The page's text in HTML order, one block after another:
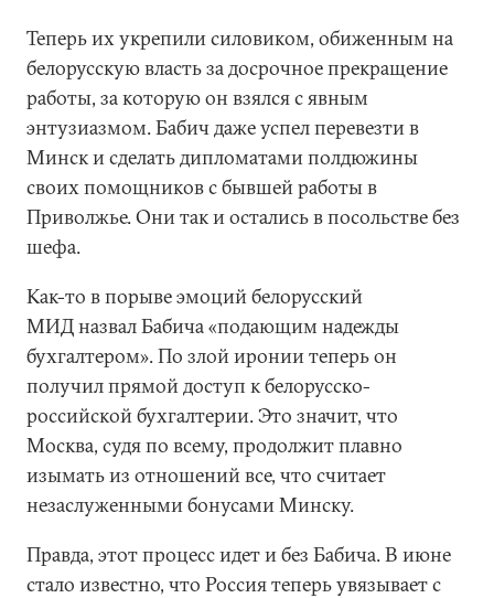
Теперь их укрепили силовиком, обиженным на
белорусскую власть за досрочное прекращение
работы, за которую он взялся с явным
энтузиазмом. Бабич даже успел перевезти в
Минск и сделать дипломатами полдюжины
своих помощников с бывшей работы в
Приволжье. Они так и остались в посольстве без
шефа.
Как-то в порыве эмоций белорусский
МИД назвал Бабича «подающим надежды
бухгалтером». По злой иронии теперь он
получил прямой доступ к белорусско-
российской бухгалтерии. Это значит, что
Москва, судя по всему, продолжит плавно
изымать из отношений все, что считает
незаслуженными бонусами Минску.
Правда, этот процесс идет и без Бабича. В июне
стало известно, что Россия теперь увязывает с